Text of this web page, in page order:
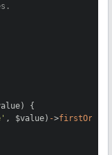
{
, $value) ->firstOrFail